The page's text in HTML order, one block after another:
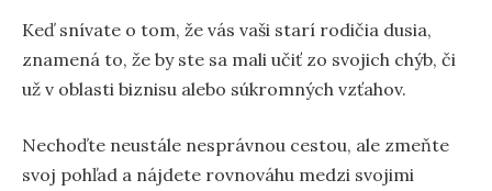
Keď snívate o tom, že vás vaši starí rodičia dusia,
znamená to, že by ste sa mali učiť zo svojich chýb, či
už v oblasti biznisu alebo súkromných vzťahov.
Nechoďte neustále nesprávnou cestou, ale zmeňte
svoj pohľad a nájdete rovnováhu medzi svojimi